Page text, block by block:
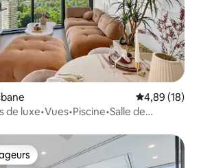
Évaluation
4,89 (18)
de luxe•Vues•Piscine•Salle de